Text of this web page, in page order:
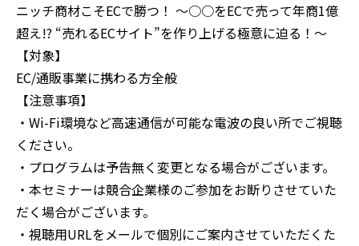
ニッチ商材こそECで勝つ！ 〜○○をECで売って年商1億
超え!? “売れるECサイト”を作り上げる極意に迫る！〜
【対象】
EC/通販事業に携わる方全般
【注意事項】
‍・Wi-Fi環境など高速通信が可能な電波の良い所でご視聴
ください。
・プログラムは予告無く変更となる場合がございます。
・本セミナーは競合企業様のご参加をお断りさせていた
だく場合がございます。
・視聴用URLをメールで個別にご案内させていただくた